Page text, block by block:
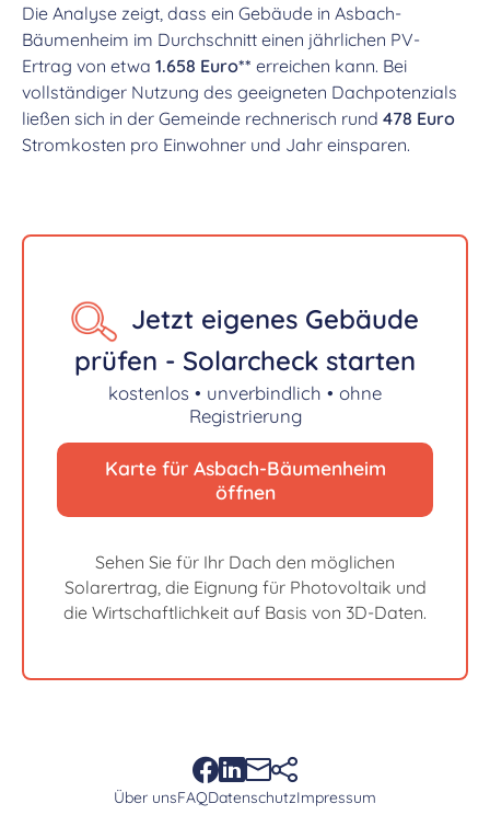
Die Analyse zeigt, dass ein Gebäude in Asbach-
Bäumenheim im Durchschnitt einen jährlichen PV-
Ertrag von etwa 1.658 Euro** erreichen kann. Bei
vollständiger Nutzung des geeigneten Dachpotenzials
ließen sich in der Gemeinde rechnerisch rund 478 Euro
Stromkosten pro Einwohner und Jahr einsparen.
Jetzt eigenes Gebäude
prüfen - Solarcheck starten
kostenlos • unverbindlich • ohne
Registrierung
Karte für Asbach-Bäumenheim
öffnen
Sehen Sie für Ihr Dach den möglichen
Solarertrag, die Eignung für Photovoltaik und
die Wirtschaftlichkeit auf Basis von 3D-Daten.
Über unsFAQDatenschutzImpressum